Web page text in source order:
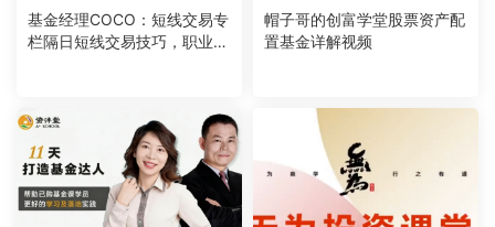
基金经理COCO：短线交易专
栏隔日短线交易技巧，职业交
帽子哥的创富学堂股票资产配
置基金详解视频